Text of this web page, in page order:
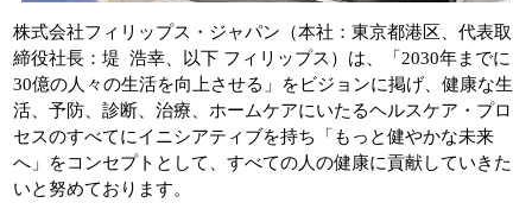
株式会社フィリップス・ジャパン（本社：東京都港区、代表取
締役社長：堤 浩幸、以下 フィリップス）は、「2030年までに
30億の人々の生活を向上させる」をビジョンに掲げ、健康な生
活、予防、診断、治療、ホームケアにいたるヘルスケア・プロ
セスのすべてにイニシアティブを持ち「もっと健やかな未来
へ」をコンセプトとして、すべての人の健康に貢献していきた
いと努めております。